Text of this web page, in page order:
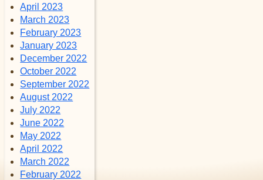
April 2023
March 2023
February 2023
January 2023
December 2022
October 2022
September 2022
August 2022
July 2022
June 2022
May 2022
April 2022
March 2022
February 2022